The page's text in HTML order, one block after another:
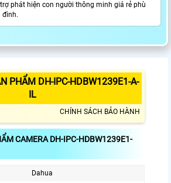
phát hiện con người thông minh giá rẻ phù
đình.
PHẨM DH-IPC-HDBW1239E1-A-
IL
CHÍNH SÁCH BẢO HÀNH
CAMERA DH-IPC-HDBW1239E1-
Dahua